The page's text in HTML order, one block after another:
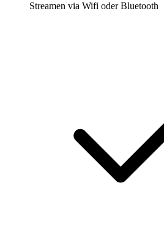
Streamen via Wifi oder Bluetooth